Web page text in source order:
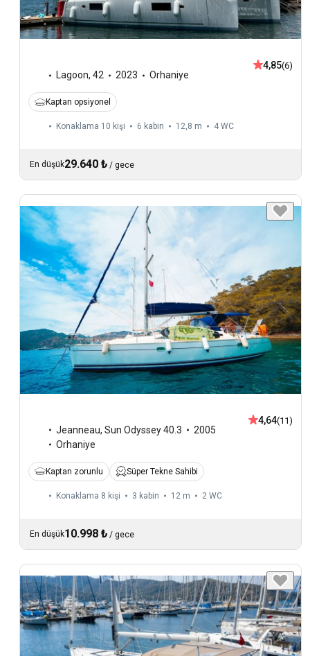
Lagoon, 42 2023 Orhaniye
4,85(6)
Kaptan opsiyonel
Konaklama 10 kişi 6 kabin 12,8 m 4 WC
En düşük29.640 ₺ / gece
Jeanneau, Sun Odyssey 40.3
2005
Orhaniye
4,64(11)
Kaptan zorunlu Süper Tekne Sahibi
Konaklama 8 kişi 3 kabin 12 m 2 WC
En düşük10.998 ₺ / gece